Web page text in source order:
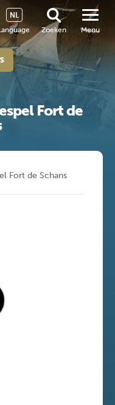
NL
Zoeken
Menu
Fort de
Fort de Schans